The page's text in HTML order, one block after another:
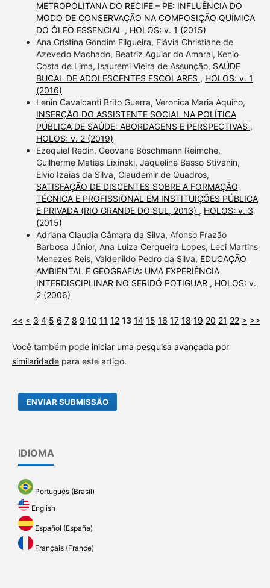
METROPOLITANA DO RECIFE – PE: INFLUÊNCIA DO
MODO DE CONSERVAÇÃO NA COMPOSIÇÃO QUÍMICA
DO ÓLEO ESSENCIAL , HOLOS: v. 1 (2015)
Ana Cristina Gondim Filgueira, Flávia Christiane de
Azevedo Machado, Beatriz Aguiar do Amaral, Kenio
Costa de Lima, Isauremi Vieira de Assunção, SAÚDE
BUCAL DE ADOLESCENTES ESCOLARES , HOLOS: v. 1
(2016)
Lenin Cavalcanti Brito Guerra, Veronica Maria Aquino,
INSERÇÃO DO ASSISTENTE SOCIAL NA POLÍTICA
PÚBLICA DE SAÚDE: ABORDAGENS E PERSPECTIVAS ,
HOLOS: v. 2 (2019)
Ezequiel Redin, Geovane Boschmann Reimche,
Guilherme Matias Lixinski, Jaqueline Basso Stivanin,
Elvio Izaias da Silva, Claudemir de Quadros,
SATISFAÇÃO DE DISCENTES SOBRE A FORMAÇÃO
TÉCNICA E PROFISSIONAL EM INSTITUIÇÕES PÚBLICA
E PRIVADA (RIO GRANDE DO SUL, 2013) , HOLOS: v. 3
(2015)
Adriana Claudia Câmara da Silva, Afonso Frazão
Barbosa Júnior, Ana Luiza Cerqueira Lopes, Leci Martins
Menezes Reis, Valdenildo Pedro da Silva, EDUCAÇÃO
AMBIENTAL E GEOGRAFIA: UMA EXPERIÊNCIA
INTERDISCIPLINAR NO SERIDÓ POTIGUAR , HOLOS: v.
2 (2006)
<< < 3 4 5 6 7 8 9 10 11 12 13 14 15 16 17 18 19 20 21 22 > >>
Você também pode iniciar uma pesquisa avançada por
similaridadepara este artigo.
ENVIAR SUBMISSÃO
IDIOMA
Português (Brasil)
English
Español (España)
Français (France)